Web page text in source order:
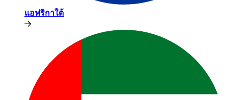
แอฟริกาใต้​​